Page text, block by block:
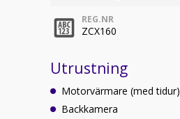
REG.NR
ZCX160
Utrustning
Motorvärmare (med tidur)
Backkamera